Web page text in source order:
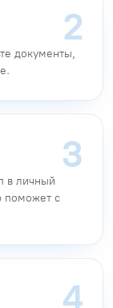
документы,
в личный
поможет с